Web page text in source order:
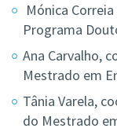
Mónica
Programa
Ana Carvalho,
Mestrado em
Tânia Varela,
do Mestrado